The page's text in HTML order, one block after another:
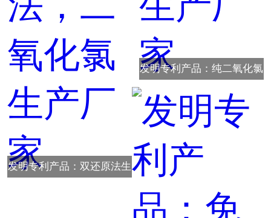
发明专利产品：双还原法生
发明专利产品：纯二氧化氯
消毒液制备器，二氧化氯生
产厂家